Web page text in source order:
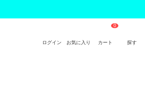
ログイン お気に入り カート 探す